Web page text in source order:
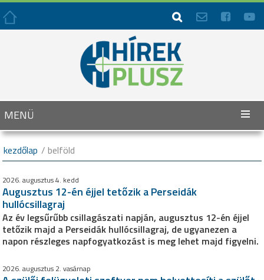
   
MENÜ
kezdőlap / belföld
2026. augusztus 4. kedd
Augusztus 12-én éjjel tetőzik a Perseidák
hullócsillagraj
Az év legsűrűbb csillagászati napján, augusztus 12-én éjjel
tetőzik majd a Perseidák hullócsillagraj, de ugyanezen a
napon részleges napfogyatkozást is meg lehet majd figyelni.
2026. augusztus 2. vasárnap